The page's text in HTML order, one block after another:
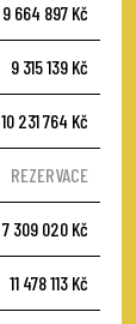
9 664 897 Kč
9 315 139 Kč
10 231 764 Kč
REZERVACE
7 309 020 Kč
11 478 113 Kč